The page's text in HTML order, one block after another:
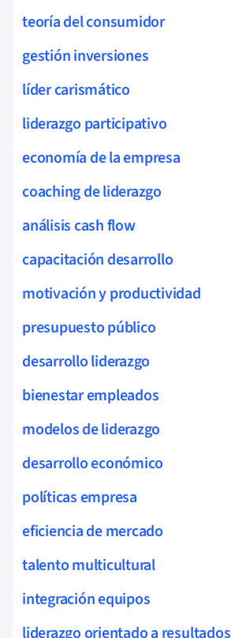
teoría del consumidor
gestión inversiones
líder carismático
liderazgo participativo
economía de la empresa
coaching de liderazgo
análisis cash flow
capacitación desarrollo
motivación y productividad
presupuesto público
desarrollo liderazgo
bienestar empleados
modelos de liderazgo
desarrollo económico
políticas empresa
eficiencia de mercado
talento multicultural
integración equipos
liderazgo orientado a resultados